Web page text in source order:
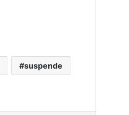
suspende